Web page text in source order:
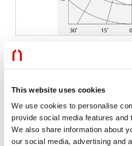
This website uses cookies
We use cookies to personalise
provide social media features and
We also share information about
our social media, advertising and
Caractéristiques
Utilisation:
Intérieur
Émission:
DIRECTE
Optique:
OPALE
L:
995x995mm
A:
120mm